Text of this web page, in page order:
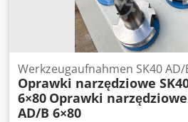
Werkzeugaufnahmen SK40 AD/
Oprawki narzędziowe
6×80 Oprawki narzędziowe
AD/B 6×80